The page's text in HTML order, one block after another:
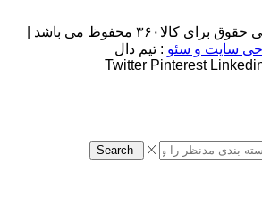
سایت و سئو : تیم دال
Twitter Pinterest
Search